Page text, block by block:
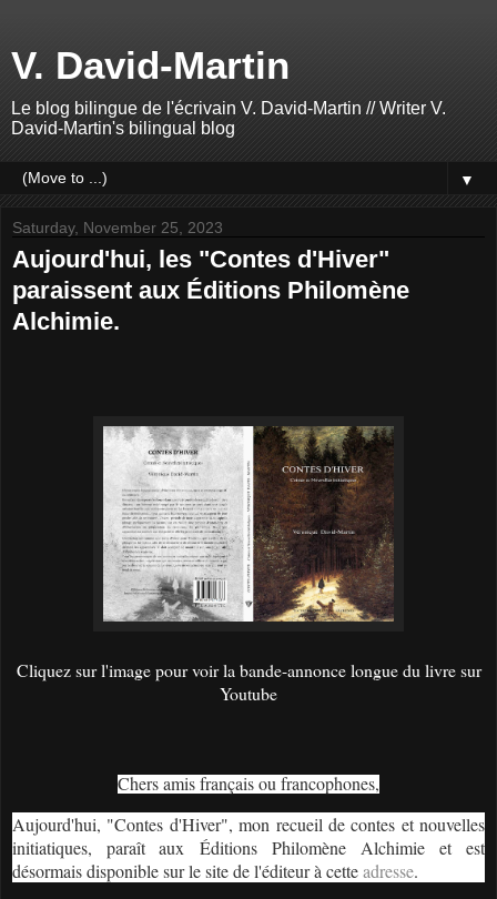
V. David-Martin
Le blog bilingue de l'écrivain V. David-Martin // Writer V.
David-Martin's bilingual blog
▼
Saturday, November 25, 2023
Aujourd'hui, les "Contes d'Hiver"
paraissent aux Éditions Philomène
Alchimie.
Cliquez sur l'image pour voir la bande-annonce longue du livre sur
Youtube
Chers amis français ou francophones,
Aujourd'hui, "Contes d'Hiver", mon recueil de contes et nouvelles
initiatiques, paraît aux Éditions Philomène Alchimie et est
désormais disponible sur le site de l'éditeur à cetteadresse.